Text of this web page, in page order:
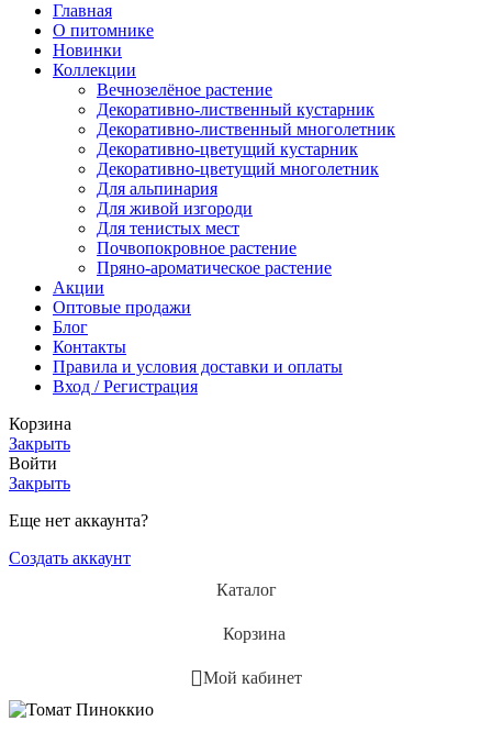
Главная
О питомнике
Новинки
Коллекции
Вечнозелёное растение
Декоративно-лиственный кустарник
Декоративно-лиственный многолетник
Декоративно-цветущий кустарник
Декоративно-цветущий многолетник
Для альпинария
Для живой изгороди
Для тенистых мест
Почвопокровное растение
Пряно-ароматическое растение
Акции
Оптовые продажи
Блог
Контакты
Правила и условия доставки и оплаты
Вход / Регистрация
Корзина
Закрыть
Войти
Закрыть
Еще нет аккаунта?
Создать аккаунт
Каталог
Корзина
Мой кабинет